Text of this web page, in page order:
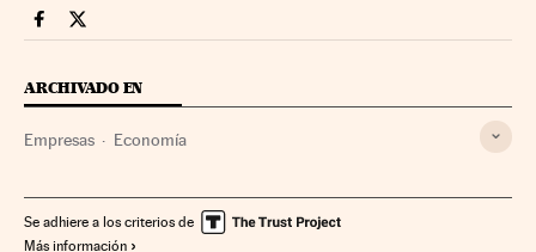
Companias Cinco Días en Facebook
Companias Cinco Días en Twitter
ARCHIVADO EN
Empresas Economía
Se adhiere a los criterios de
Más información